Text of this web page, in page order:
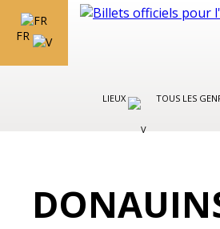
FR
LIEUX TOUS LES